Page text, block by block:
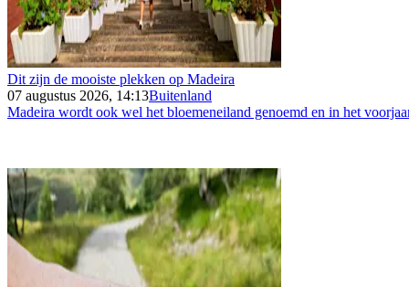
Dit zijn de mooiste plekken op Madeira
07 augustus 2026, 14:13Buitenland
Madeira wordt ook wel het bloemeneiland genoemd en in het